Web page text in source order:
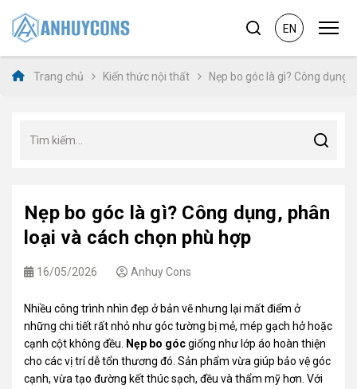
EN
Trang chủ Kiến thức nội thất Nẹp bo góc là gì? Công
Nẹp bo góc là gì? Công dụng, phân
loại và cách chọn phù hợp
16/05/2026 Anhuy Cons
Nhiều công trình nhìn đẹp ở bản vẽ nhưng lại mất điểm ở
những chi tiết rất nhỏ như góc tường bị mẻ, mép gạch hở hoặc
cạnh cột không đều.
Nẹp bo gócgiống như lớp áo hoàn thiện
cho các vị trí dễ tổn thương đó. Sản phẩm vừa giúp bảo vệ góc
cạnh, vừa tạo đường kết thúc sạch, đều và thẩm mỹ hơn. Với